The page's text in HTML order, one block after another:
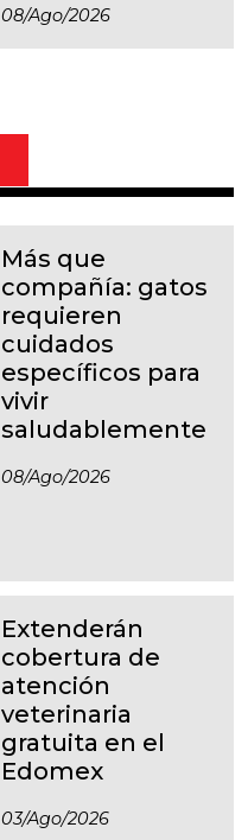
08/ago/2026
Más que
compañía: gatos
requieren
cuidados
específicos para
vivir
saludablemente
08/ago/2026
Extenderán
cobertura de
atención
veterinaria
gratuita en el
Edomex
03/ago/2026